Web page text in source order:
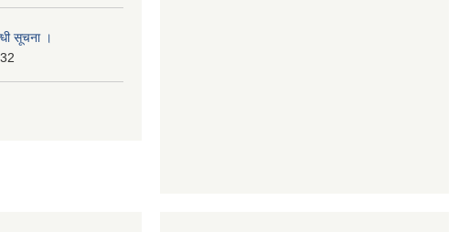
सूचना ।